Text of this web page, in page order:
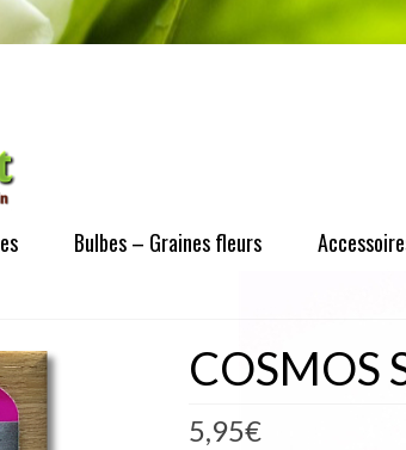
Bulbes – Graines fleurs
COSMOS
5,95€